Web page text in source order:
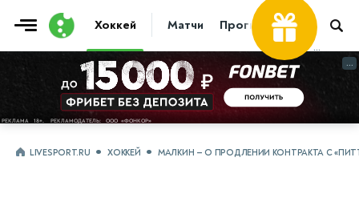
Хоккей Матчи Прогнозы
...
...
LIVESPORT.RU ХОККЕЙ МАЛКИН — О ПРОДЛЕНИИ КОНТРАКТА С